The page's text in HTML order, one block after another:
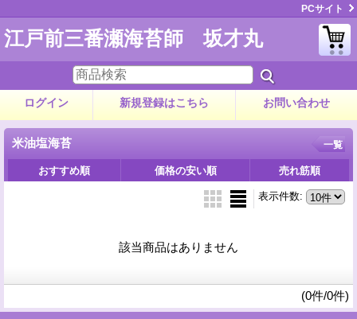
PCサイト
江戸前三番瀬海苔師 坂才丸
ログイン 新規登録はこちら お問い合わせ
米油塩海苔 一覧
おすすめ順 価格の安い順 売れ筋順
表示件数:
該当商品はありません
(0件/0件)